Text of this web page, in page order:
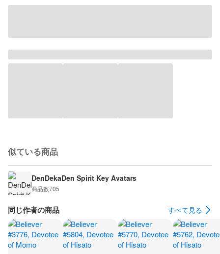
似ている商品
DenDekaDen Spirit Key Avatars
商品数705
同じ作者の商品 すべて見る